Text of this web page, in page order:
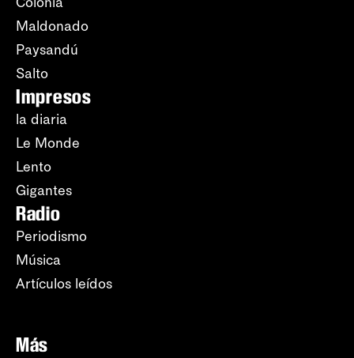
Maldonado
Paysandú
Salto
Impresos
la diaria
Le Monde
Lento
Gigantes
Radio
Periodismo
Música
Artículos leídos
Más